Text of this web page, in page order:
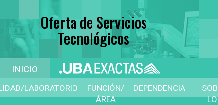
Oferta de Servicios
Tecnológicos
INICIO
LABORATORIO
FUNCIÓN/
ÁREA
DEPENDENCIA